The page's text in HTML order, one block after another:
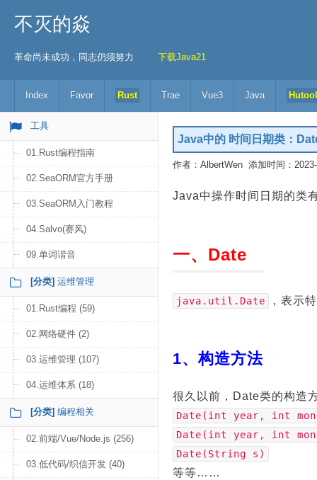
不灭的焱
革命尚未成功，同志仍须努力 下载Java21
Index Favor Rust Trae Vue3 Java Hutool
工具
01.Rust编程指南
02.SeaORM官方手册
03.SeaORM入门教程
04.Salvo(赛风)
09.单词谐音
[分类] 运维管理
01.Rust编程 (59)
02.网络硬件 (2)
03.运维管理 (107)
04.运维体系 (18)
[分类] 编程相关
02.前端/Vue/Node.js (256)
03.低代码/织信开发 (40)
Java中的 时间日期类：
作者：AlbertWen 添加时间：
Java中操作时间日期的类
一、Date
java.util.Date ，表示
1、构造方法
很久以前，Date类的构造
Date(int year, int
Date(int year, int
Date(String s)
等等……